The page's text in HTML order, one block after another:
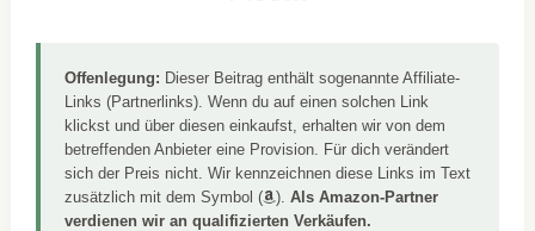
Offenlegung: Dieser Beitrag enthält sogenannte Affiliate-
Links (Partnerlinks). Wenn du auf einen solchen Link
klickst und über diesen einkaufst, erhalten wir von dem
betreffenden Anbieter eine Provision. Für dich verändert
sich der Preis nicht. Wir kennzeichnen diese Links im Text
zusätzlich mit dem Symbol (
).Als Amazon-Partner
verdienen wir an qualifizierten Verkäufen.